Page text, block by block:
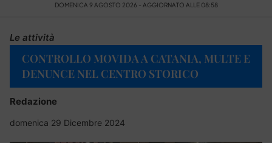
DOMENICA 9 AGOSTO 2026 - AGGIORNATO ALLE 08:58
Le attività
CONTROLLO MOVIDA A CATANIA, MULTE E
DENUNCE NEL CENTRO STORICO
Redazione
domenica 29 Dicembre 2024